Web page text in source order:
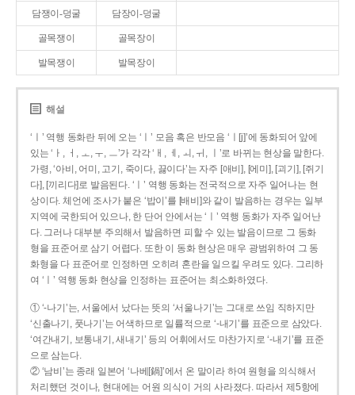
담쟁이-덩굴 담장이-덩굴
골목쟁이 골목장이
발목쟁이 발목장이
해설
‘ㅣ’ 역행 동화란 뒤에 오는 ‘ㅣ’ 모음 혹은 반모음 ‘ㅣ[j]’에 동화되어 앞에
있는 ‘ㅏ, ㅓ, ㅗ, ㅜ, ㅡ’가 각각 ‘ㅐ, ㅔ, ㅚ, ㅟ, ㅣ’로 바뀌는 현상을 말한다.
가령, ‘아비, 어미, 고기, 죽이다, 끓이다’는 자주 [애비], [에미], [괴기], [쥐기
다], [끼리다]로 발음된다. ‘ㅣ’ 역행 동화는 전국적으로 자주 일어나는 현
상이다. 체언에 조사가 붙은 ‘밥이’를 [배비]와 같이 발음하는 경우는 일부
지역에 국한되어 있으나, 한 단어 안에서는 ‘ㅣ’ 역행 동화가 자주 일어난
다. 그러나 대부분 주의해서 발음하면 피할 수 있는 발음이므로 그 동화
형을 표준어로 삼기 어렵다. 또한 이 동화 현상은 매우 광범위하여 그 동
화형을 다 표준어로 인정하면 오히려 혼란을 일으킬 우려도 있다. 그리하
여 ‘ㅣ’ 역행 동화 현상을 인정하는 표준어는 최소화하였다.
① ‘-나기’는, 서울에서 났다는 뜻의 ‘서울나기’는 그대로 쓰임 직하지만
‘신출나기, 풋나기’는 어색하므로 일률적으로 ‘-내기’를 표준으로 삼았다.
‘여간내기, 보통내기, 새내기’ 등의 어휘에서도 마찬가지로 ‘-내기’를 표준
으로 삼는다.
② ‘남비’는 종래 일본어 ‘나베[鍋]’에서 온 말이라 하여 원형을 의식해서
처리했던 것이나, 현대에는 어원 의식이 거의 사라졌다. 따라서 제5항에